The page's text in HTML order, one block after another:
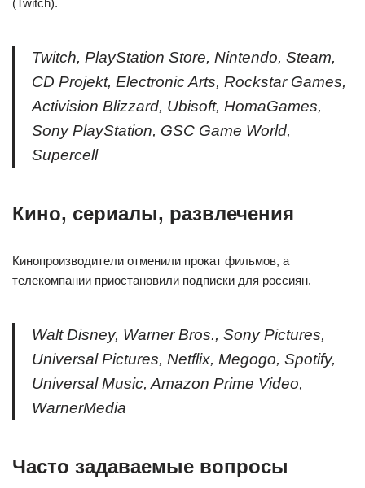
(Twitch).
Twitch, PlayStation Store, Nintendo, Steam,
CD Projekt, Electronic Arts, Rockstar Games,
Activision Blizzard, Ubisoft, HomaGames,
Sony PlayStation, GSC Game World,
Supercell
Кино, сериалы, развлечения
Кинопроизводители отменили прокат фильмов, а
телекомпании приостановили подписки для россиян.
Walt Disney, Warner Bros., Sony Pictures,
Universal Pictures, Netflix, Megogo, Spotify,
Universal Music, Amazon Prime Video,
WarnerMedia
Часто задаваемые вопросы